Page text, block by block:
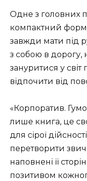
Одне з головних
компактний
завжди мати під
з собою в дорогу,
зануритися у світ
відпочити від
«Корпоратив.
лише книга, це
для сірої
перетворити
наповнені її
позитивом